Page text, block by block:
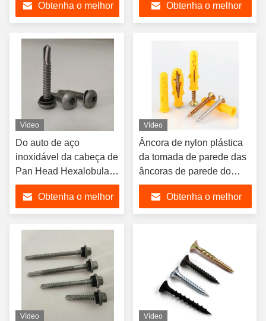
fabricados para cumprir
as normas DIN ANSI JIS
IFI garantidas
Obtenha o melhor
parafusoObtenha o melhor
Vídeo
Do auto de aço
inoxidável da cabeça de
Pan Head Hexalobular
Socket Pan do metal
parafusos de furo
personalizados com
batida da linha de
Obtenha o melhor
Vídeo
Âncora de nylon plástica
da tomada de parede das
âncoras de parede do
Drywall com os parafusos
de batida do auto para a
placa de gesso
Obtenha o melhor
Vídeo Vídeo